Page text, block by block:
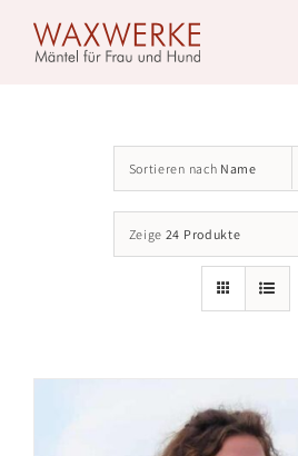
content
Sortieren nach Name
Zeige 24 Produkte